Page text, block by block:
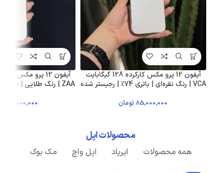
آیفون 12 پرو مکس کارکرده 128 گیگابایت
VCA | رنگ نقره‌ای | باتری 74٪ | رجیستر شده
85,000,000 تومان
ZAA | رنگ طلایی | باتری 75٪ | رجیستر شده
105,000,000
محصولات اپل
همه محصولات ایرپاد اپل واچ مک بوک